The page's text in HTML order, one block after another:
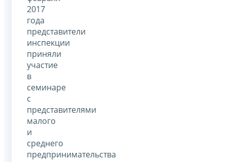
2017
года
представители
инспекции
приняли
участие
в
семинаре
с
представителями
малого
и
среднего
предпринимательства